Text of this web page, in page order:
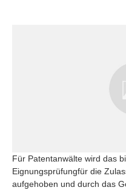
Für Patentanwälte wird das
Eignungsprüfungfür die
aufgehoben und durch das